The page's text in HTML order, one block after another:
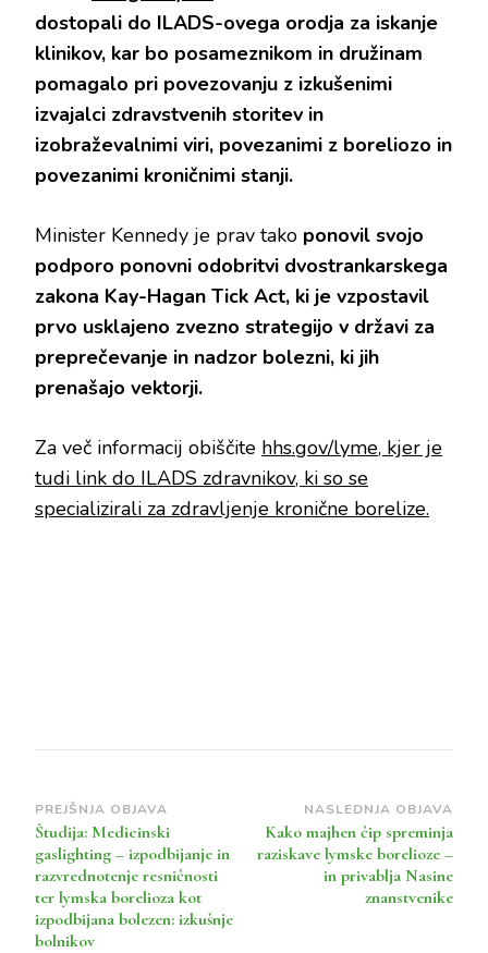
dostopali do ILADS-ovega orodja za iskanje
klinikov, kar bo posameznikom in družinam
pomagalo pri povezovanju z izkušenimi
izvajalci zdravstvenih storitev in
izobraževalnimi viri, povezanimi z boreliozo in
povezanimi kroničnimi stanji.
Minister Kennedy je prav tako ponovil svojo
podporo ponovni odobritvi dvostrankarskega
zakona Kay-Hagan Tick Act, ki je vzpostavil
prvo usklajeno zvezno strategijo v državi za
preprečevanje in nadzor bolezni, ki jih
prenašajo vektorji.
Za več informacij obiščite hhs.gov/lyme, kjer je
tudi link do ILADS zdravnikov, ki so se
specializirali za zdravljenje kronične borelize.
Navigacija
objav
PREJŠNJA OBJAVA
Študija: Medicinski
gaslighting – izpodbijanje in
razvrednotenje resničnosti
ter lymska borelioza kot
izpodbijana bolezen: izkušnje
bolnikov
NASLEDNJA OBJAVA
Kako majhen čip spreminja
raziskave lymske borelioze –
in privablja Nasine
znanstvenike